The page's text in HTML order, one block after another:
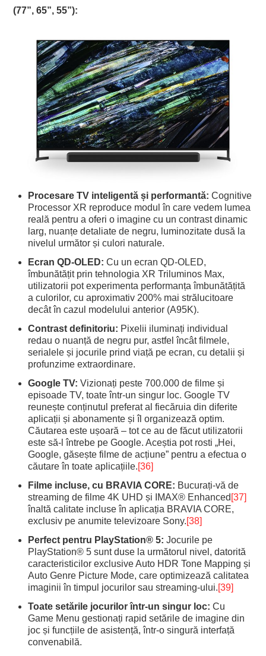
(77”, 65”, 55”):
Procesare TV inteligentă și performantă:Cognitive
Processor XR reproduce modul în care vedem lumea
reală pentru a oferi o imagine cu un contrast dinamic
larg, nuanțe detaliate de negru, luminozitate dusă la
nivelul următor și culori naturale.
Ecran QD-OLED: Cu un ecran QD-OLED,
îmbunătățit prin tehnologia XR Triluminos Max,
utilizatorii pot experimenta performanța îmbunătățită
a culorilor, cu aproximativ 200% mai strălucitoare
decât în cazul modelului anterior (A95K).
Contrast definitoriu: Pixelii iluminați individual
redau o nuanță de negru pur, astfel încât filmele,
serialele și jocurile prind viață pe ecran, cu detalii și
profunzime extraordinare.
Google TV:Vizionați peste 700.000 de filme și
episoade TV, toate într-un singur loc. Google TV
reunește conținutul preferat al fiecăruia din diferite
aplicații și abonamente și îl organizează optim.
Căutarea este ușoară – tot ce au de făcut utilizatorii
este să-l întrebe pe Google. Aceștia pot rosti „Hei,
Google, găsește filme de acțiune” pentru a efectua o
căutare în toate aplicațiile.[36]
Filme incluse, cu BRAVIA CORE: Bucurați-vă de
streaming de filme 4K UHD și IMAX® Enhanced [37]
înaltă calitate incluse în aplicația BRAVIA CORE,
exclusiv pe anumite televizoare Sony.[38]
Perfect pentru PlayStation® 5:Jocurile pe
PlayStation® 5 sunt duse la următorul nivel, datorită
caracteristicilor exclusive Auto HDR Tone Mapping și
Auto Genre Picture Mode, care optimizează calitatea
imaginii în timpul jocurilor sau streaming-ului.[39]
Toate setările jocurilor într-un singur loc:Cu
Game Menu gestionați rapid setările de imagine din
joc și funcțiile de asistență, într-o singură interfață
convenabilă.